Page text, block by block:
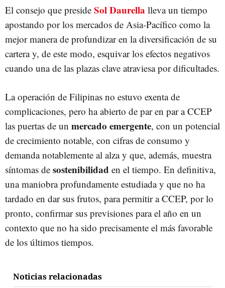
El consejo que preside Sol Daurella lleva un tiempo
apostando por los mercados de Asia-Pacífico como la
mejor manera de profundizar en la diversificación de su
cartera y, de este modo, esquivar los efectos negativos
cuando una de las plazas clave atraviesa por dificultades.
La operación de Filipinas no estuvo exenta de
complicaciones, pero ha abierto de par en par a CCEP
las puertas de un mercado emergente, con un potencial
de crecimiento notable, con cifras de consumo y
demanda notablemente al alza y que, además, muestra
síntomas de sostenibilidad en el tiempo. En definitiva,
una maniobra profundamente estudiada y que no ha
tardado en dar sus frutos, para permitir a CCEP, por lo
pronto, confirmar sus previsiones para el año en un
contexto que no ha sido precisamente el más favorable
de los últimos tiempos.
Noticias relacionadas